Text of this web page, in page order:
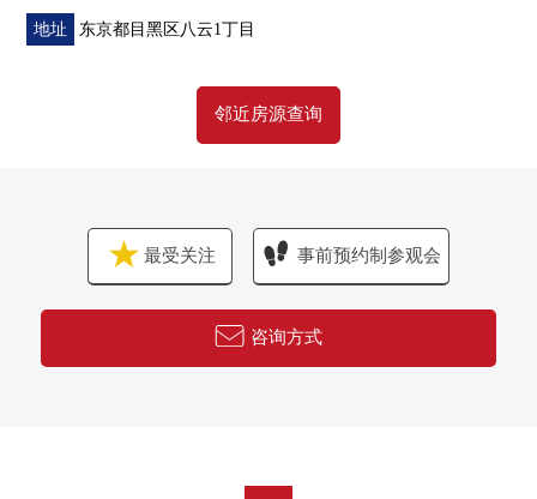
地址 东京都目黑区八云1丁目
邻近房源查询
最受关注 事前预约制参观会
咨询方式